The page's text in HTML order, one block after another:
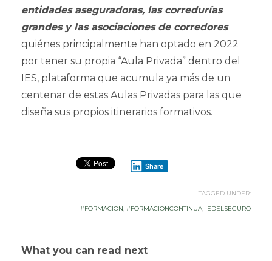
entidades aseguradoras, las corredurías
grandes y las asociaciones de corredores
quiénes principalmente han optado en 2022
por tener su propia “Aula Privada” dentro del
IES, plataforma que acumula ya más de un
centenar de estas Aulas Privadas para las que
diseña sus propios itinerarios formativos.
Share
TAGGED UNDER:
#FORMACION, #FORMACIONCONTINUA, IEDELSEGURO
What you can read next